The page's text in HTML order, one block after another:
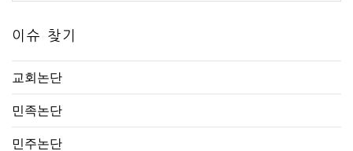
이슈 찾기
교회논단
민족논단
민주논단